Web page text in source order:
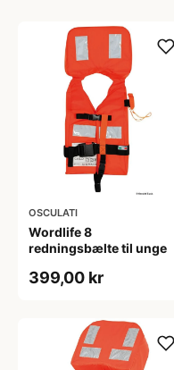
OSCULATI
Wordlife 8
redningsbælte til unge
399,00 kr